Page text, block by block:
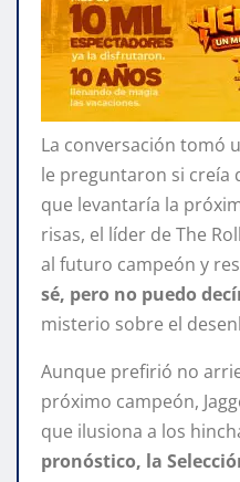
La conversación tomó
le preguntaron si creía
que levantaría la
risas, el líder de The
al futuro campeón y
sé, pero no puedo
misterio sobre el
Aunque prefirió no
próximo campeón,
que ilusiona a los
pronóstico, la